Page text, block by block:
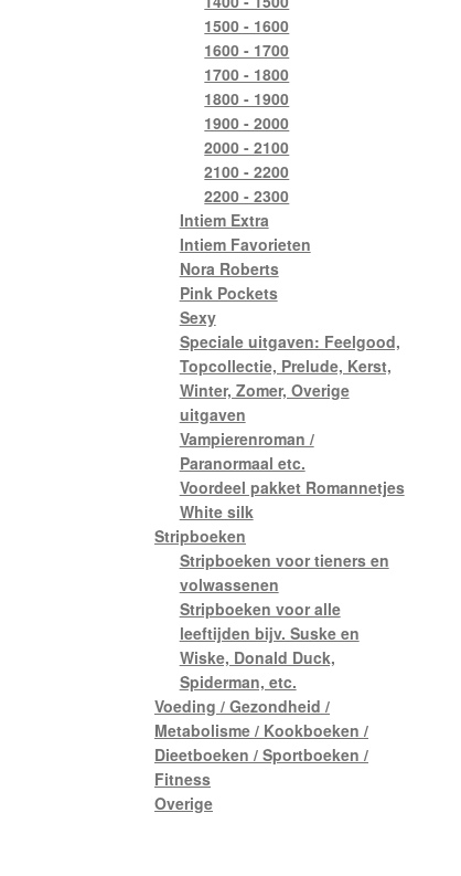
1500 - 1600
1600 - 1700
1700 - 1800
1800 - 1900
1900 - 2000
2000 - 2100
2100 - 2200
2200 - 2300
Intiem Extra
Intiem Favorieten
Nora Roberts
Pink Pockets
Sexy
Speciale uitgaven: Feelgood,
Topcollectie, Prelude, Kerst,
Winter, Zomer, Overige
uitgaven
Vampierenroman /
Paranormaal etc.
Voordeel pakket Romannetjes
White silk
Stripboeken
Stripboeken voor tieners en
volwassenen
Stripboeken voor alle
leeftijden bijv. Suske en
Wiske, Donald Duck,
Spiderman, etc.
Voeding / Gezondheid /
Metabolisme / Kookboeken /
Dieetboeken / Sportboeken /
Fitness
Overige